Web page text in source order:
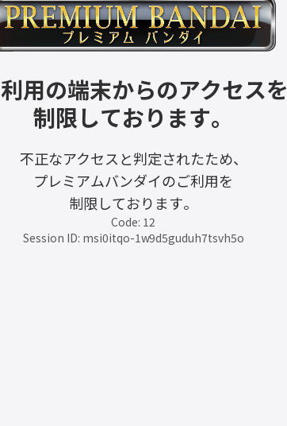
用の端末からのアクセスを
制限しております。
不正なアクセスと判定されたため、
プレミアムバンダイのご利用を
制限しております。
Code: 12
Session ID: msi0itqo-1w9d5guduh7tsvh5o